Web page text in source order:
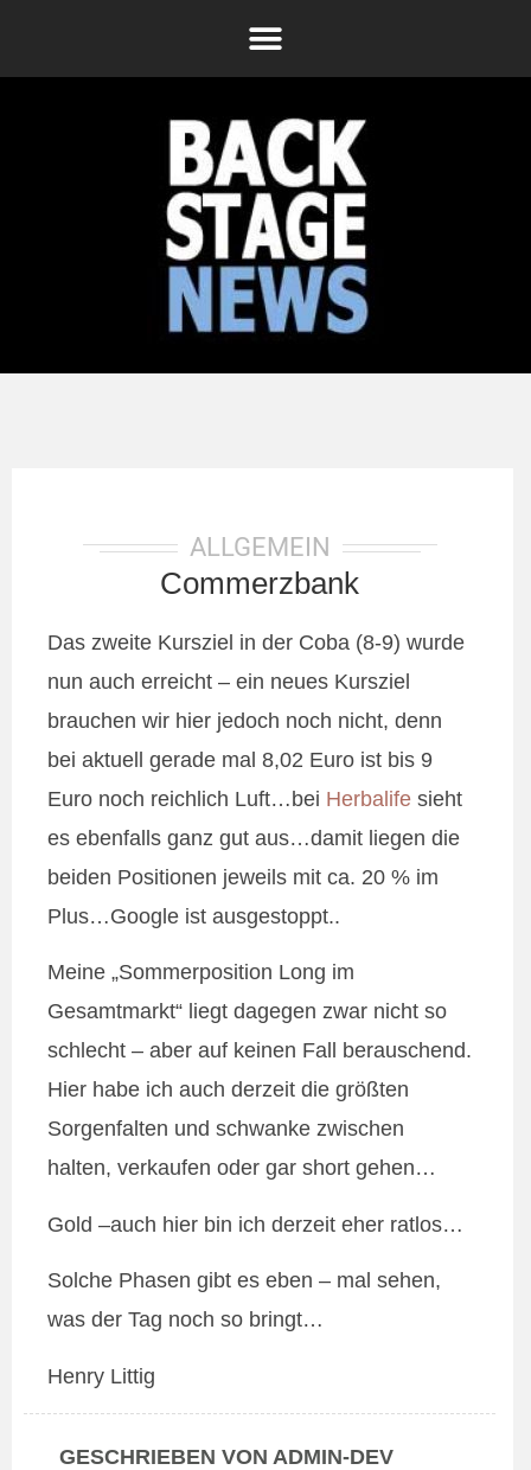
ALLGEMEIN
Commerzbank
Das zweite Kursziel in der Coba (8-9) wurde
nun auch erreicht – ein neues Kursziel
brauchen wir hier jedoch noch nicht, denn
bei aktuell gerade mal 8,02 Euro ist bis 9
Euro noch reichlich Luft…bei Herbalife sieht
es ebenfalls ganz gut aus…damit liegen die
beiden Positionen jeweils mit ca. 20 % im
Plus…Google ist ausgestoppt..
Meine „Sommerposition Long im
Gesamtmarkt“ liegt dagegen zwar nicht so
schlecht – aber auf keinen Fall berauschend.
Hier habe ich auch derzeit die größten
Sorgenfalten und schwanke zwischen
halten, verkaufen oder gar short gehen…
Gold –auch hier bin ich derzeit eher ratlos…
Solche Phasen gibt es eben – mal sehen,
was der Tag noch so bringt…
Henry Littig
GESCHRIEBEN VON ADMIN-DEV